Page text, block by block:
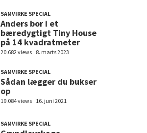
SAMVIRKE SPECIAL
Anders bor i et
bæredygtigt Tiny House
på 14 kvadratmeter
20.682 views 8. marts 2023
SAMVIRKE SPECIAL
Sådan lægger du bukser
op
19.084 views 16. juni 2021
SAMVIRKE SPECIAL